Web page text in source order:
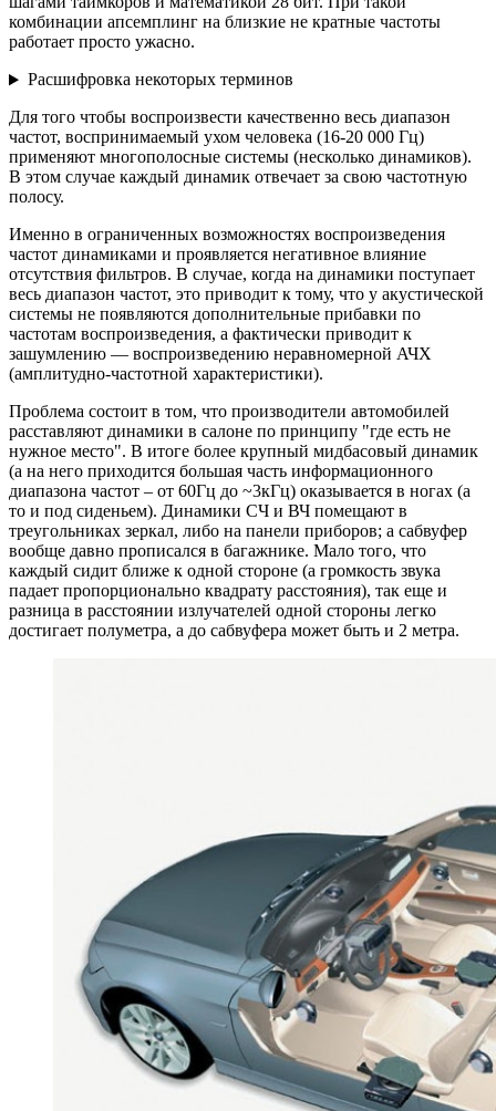
комбинации апсемплинг на близкие не кратные частоты
работает просто ужасно.
Расшифровка некоторых терминов
Для того чтобы воспроизвести качественно весь диапазон
частот, воспринимаемый ухом человека (16-20 000 Гц)
применяют многополосные системы (несколько динамиков).
В этом случае каждый динамик отвечает за свою частотную
полосу.
Именно в ограниченных возможностях воспроизведения
частот динамиками и проявляется негативное влияние
отсутствия фильтров. В случае, когда на динамики поступает
весь диапазон частот, это приводит к тому, что у акустической
системы не появляются дополнительные прибавки по
частотам воспроизведения, а фактически приводит к
зашумлению — воспроизведению неравномерной АЧХ
(амплитудно-частотной характеристики).
Проблема состоит в том, что производители автомобилей
расставляют динамики в салоне по принципу "где есть не
нужное место". В итоге более крупный мидбасовый динамик
(а на него приходится большая часть информационного
диапазона частот – от 60Гц до ~3кГц) оказывается в ногах (а
то и под сиденьем). Динамики СЧ и ВЧ помещают в
треугольниках зеркал, либо на панели приборов; а сабвуфер
вообще давно прописался в багажнике. Мало того, что
каждый сидит ближе к одной стороне (а громкость звука
падает пропорционально квадрату расстояния), так еще и
разница в расстоянии излучателей одной стороны легко
достигает полуметра, а до сабвуфера может быть и 2 метра.